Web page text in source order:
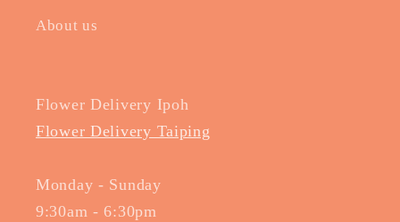
About us
Flower Delivery Ipoh
Flower Delivery Taiping
Monday - Sunday
9:30am - 6:30pm